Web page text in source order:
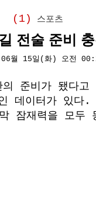
(1) 스포츠
전술 준비
06월 15일(화) 오전
의 준비가 됐다고
데이터가 있
잠재력을 모두